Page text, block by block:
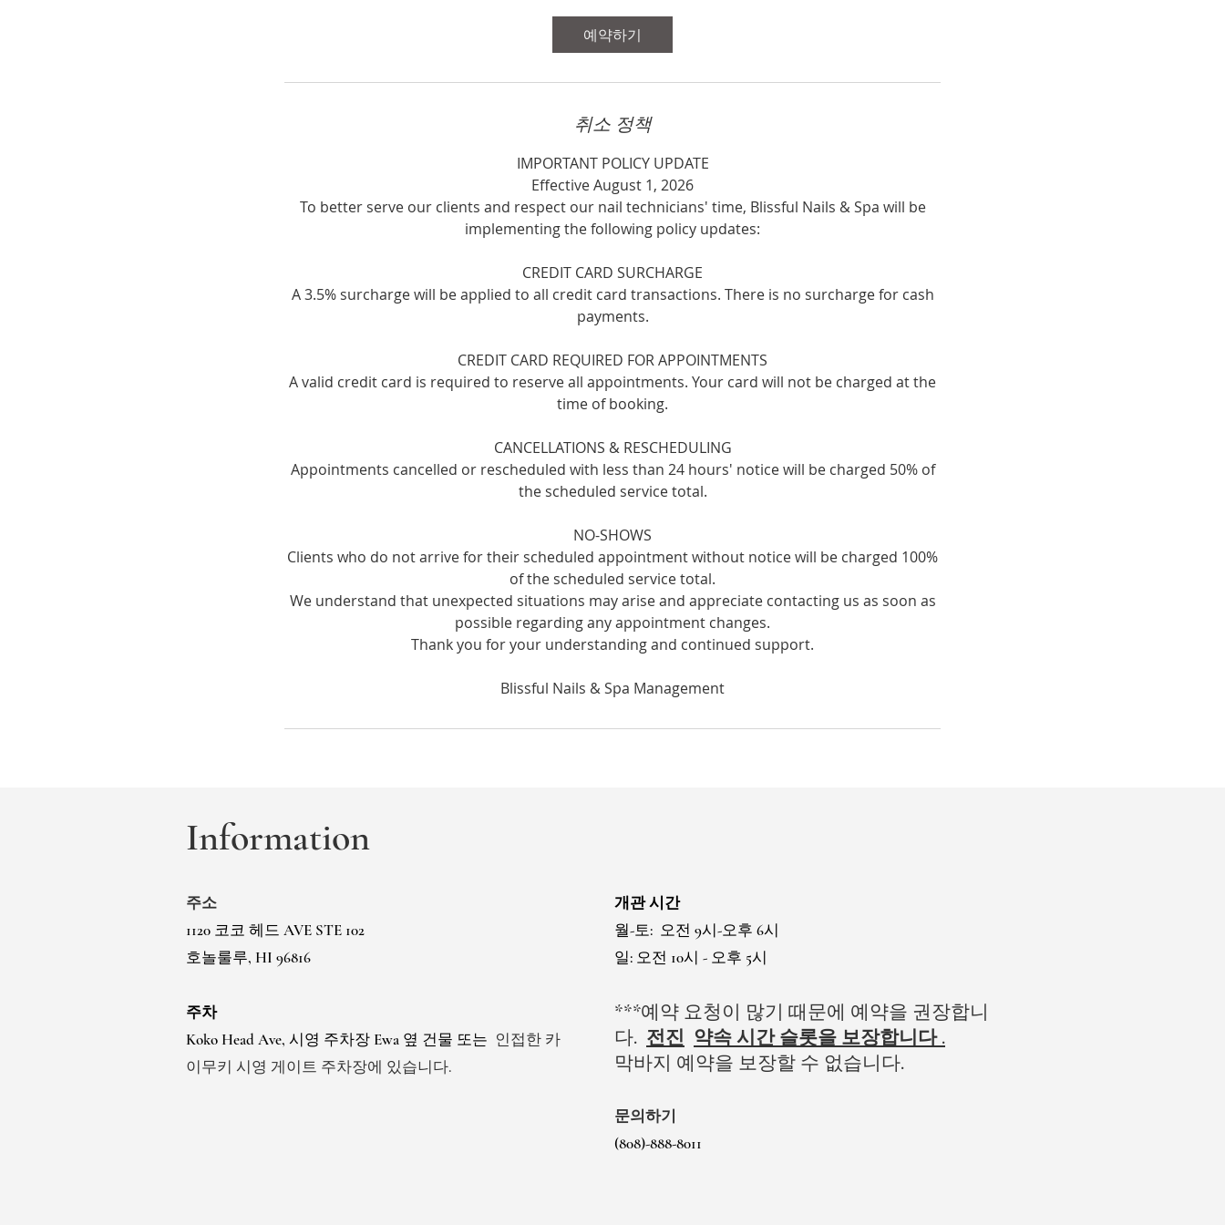
예약하기
취소 정책
IMPORTANT POLICY UPDATE
Effective August 1, 2026
To better serve our clients and respect our nail technicians' time, Blissful Nails & Spa will be
implementing the following policy updates:
CREDIT CARD SURCHARGE
A 3.5% surcharge will be applied to all credit card transactions. There is no surcharge for cash
payments.
CREDIT CARD REQUIRED FOR APPOINTMENTS
A valid credit card is required to reserve all appointments. Your card will not be charged at the
time of booking.
CANCELLATIONS & RESCHEDULING
Appointments cancelled or rescheduled with less than 24 hours' notice will be charged 50% of
the scheduled service total.
NO-SHOWS
Clients who do not arrive for their scheduled appointment without notice will be charged 100%
of the scheduled service total.
We understand that unexpected situations may arise and appreciate contacting us as soon as
possible regarding any appointment changes.
Thank you for your understanding and continued support.
Information
주소
1120 코코 헤드 AVE STE 102
호놀룰루, HI 96816
주차
Koko Head Ave, 시영 주차장 Ewa 옆 건물 또는 인접한 카
이무키 시영 게이트 주차장에 있습니다.
개관 시간
월-토: 오전 9시-오후 6시
일: 오전 10시 - 오후 5시
***예약 요청이 많기 때문에 예약을 권장합니
다. 전진 약속 시간 슬롯을 보장합니다.
막바지 예약을 보장할 수 없습니다.
문의하기
(808)-888-8011